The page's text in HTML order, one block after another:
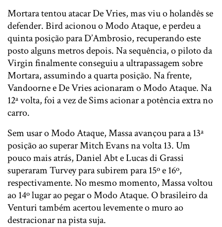
Mortara tentou atacar De Vries, mas viu o holandês se
defender. Bird acionou o Modo Ataque, e perdeu a
quinta posição para D’Ambrosio, recuperando este
posto alguns metros depois. Na sequência, o piloto da
Virgin finalmente conseguiu a ultrapassagem sobre
Mortara, assumindo a quarta posição. Na frente,
Vandoorne e De Vries acionaram o Modo Ataque. Na
12ª volta, foi a vez de Sims acionar a potência extra no
carro.
Sem usar o Modo Ataque, Massa avançou para a 13ª
posição ao superar Mitch Evans na volta 13. Um
pouco mais atrás, Daniel Abt e Lucas di Grassi
superaram Turvey para subirem para 15º e 16º,
respectivamente. No mesmo momento, Massa voltou
ao 14º lugar ao pegar o Modo Ataque. O brasileiro da
Venturi também acertou levemente o muro ao
destracionar na pista suja.